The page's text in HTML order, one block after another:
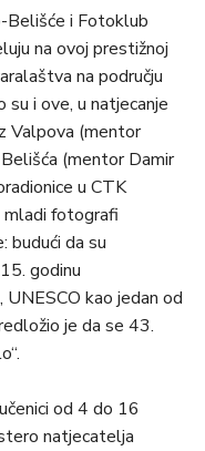
Belišće i Fotoklub
na ovoj prestižnoj
na području
i ove, u natjecanje
Valpova (mentor
(mentor Damir
u CTK
mladi fotografi
budući da su
godinu
kao jedan od
je da se 43.
od 4 do 16
natjecatelja